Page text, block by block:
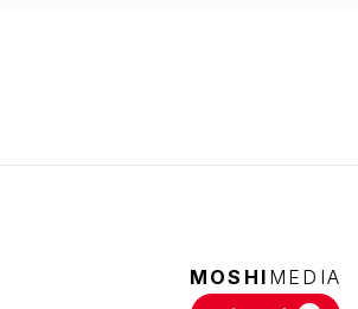
MOSHI MEDIA